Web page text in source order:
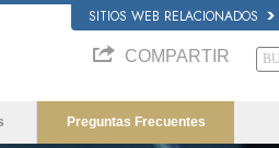
SITIOS WEB RELACIONADOS
COMPARTIR
Preguntas Frecuentes